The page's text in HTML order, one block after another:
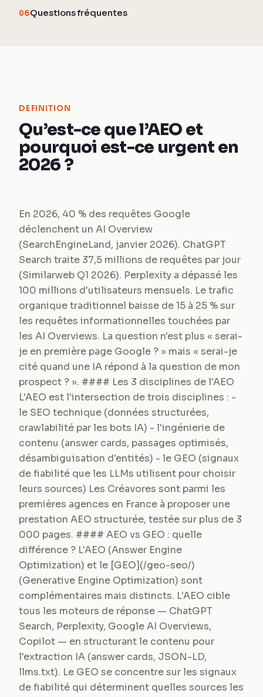
06Questions fréquentes
DEFINITION
Qu’est-ce que l’AEO et
pourquoi est-ce urgent en
2026 ?
En 2026, 40 % des requêtes Google
déclenchent un AI Overview
(SearchEngineLand, janvier 2026). ChatGPT
Search traite 37,5 millions de requêtes par jour
(Similarweb Q1 2026). Perplexity a dépassé les
100 millions d'utilisateurs mensuels. Le trafic
organique traditionnel baisse de 15 à 25 % sur
les requêtes informationnelles touchées par
les AI Overviews. La question n'est plus « serai-
je en première page Google ? » mais « serai-je
cité quand une IA répond à la question de mon
prospect ? ». #### Les 3 disciplines de l'AEO
L'AEO est l'intersection de trois disciplines : -
le SEO technique (données structurées,
crawlabilité par les bots IA) - l'ingénierie de
contenu (answer cards, passages optimisés,
désambiguïsation d'entités) - le GEO (signaux
de fiabilité que les LLMs utilisent pour choisir
leurs sources) Les Créavores sont parmi les
premières agences en France à proposer une
prestation AEO structurée, testée sur plus de 3
000 pages. #### AEO vs GEO : quelle
différence ? L'AEO (Answer Engine
Optimization) et le [GEO](/geo-seo/)
(Generative Engine Optimization) sont
complémentaires mais distincts. L'AEO cible
tous les moteurs de réponse — ChatGPT
Search, Perplexity, Google AI Overviews,
Copilot — en structurant le contenu pour
l'extraction IA (answer cards, JSON-LD,
llms.txt). Le GEO se concentre sur les signaux
de fiabilité qui déterminent quelles sources les